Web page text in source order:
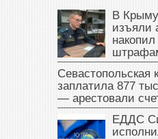
В
изъяли
Севастопольская
заплатила 877
— арестовали
ЕДДС